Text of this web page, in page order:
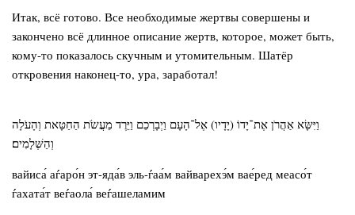
Итак, всё готово. Все необходимые жертвы совершены и
закончено всё длинное описание жертв, которое, может быть,
кому-то показалось скучным и утомительным. Шатёр
откровения наконец-то, ура, заработал!
וַיִּשָּׂא אַהֲרֹן אֶת־יָדוֹ (יָדָיו) אֶל־הָעָם וַיְבָרְכֵם וַיֵּרֶד מֵעֲשֹׂת הַחַטָּאת וְהָעֹלָה
וְהַשְּׁלָמִים׃
вайиса́ аѓаро́н эт-яда́в эль-ѓаа́м вайварехэ́м вае́ред меасо́т
ѓахата́т веѓаола́ веѓашеламим